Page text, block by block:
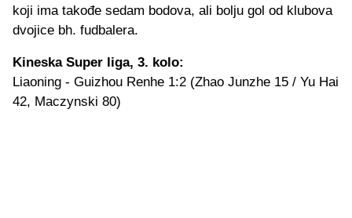
koji ima takođe sedam bodova, ali bolju gol od klubova
dvojice bh. fudbalera.
Kineska Super liga, 3. kolo:
Liaoning - Guizhou Renhe 1:2 (Zhao Junzhe 15 / Yu Hai
42, Maczynski 80)